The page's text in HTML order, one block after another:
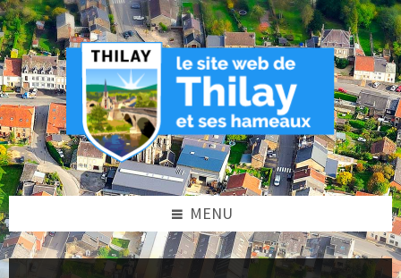
Skip
to
content
Skip
to
left
sidebar
Skip
to
footer
MENU